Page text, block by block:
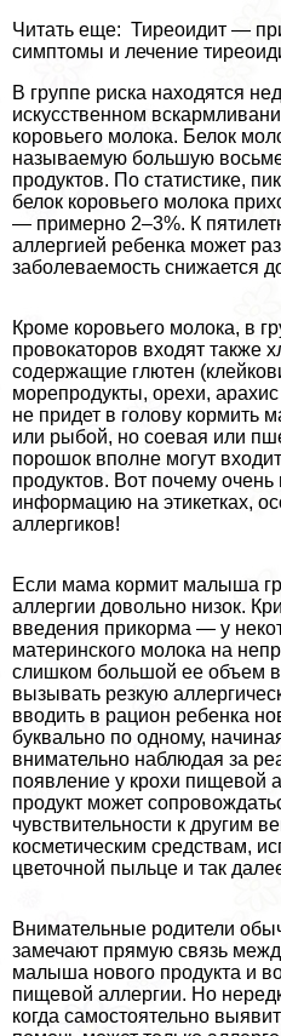
Читать еще: Тиреоидит —
симптомы и лечение
В группе риска находятся
искусственном
коровьего молока. Белок
называемую большую
продуктов. По статистике,
белок коровьего молока
— примерно 2–3%. К
аллергией ребенка может
заболеваемость снижается
Кроме коровьего молока, в
провокаторов входят также
содержащие глютен
морепродукты, орехи,
не придет в голову
или рыбой, но соевая или
порошок вполне могут
продуктов. Вот почему
информацию на этикетках,
аллергиков!
Если мама кормит малыша
аллергии довольно низок.
введения прикорма — у
материнского молока на
слишком большой ее объем
вызывать резкую
вводить в рацион ребенка
буквально по одному,
внимательно наблюдая за
появление у крохи пищевой
продукт может
чувствительности к другим
косметическим средствам,
цветочной пыльце и так
Внимательные родители
замечают прямую связь
малыша нового продукта и
пищевой аллергии. Но
когда самостоятельно